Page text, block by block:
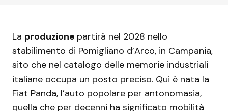
La produzione partirà nel 2028 nello
stabilimento di Pomigliano d’Arco, in Campania,
sito che nel catalogo delle memorie industriali
italiane occupa un posto preciso. Qui è nata la
Fiat Panda, l’auto popolare per antonomasia,
quella che per decenni ha significato mobilità